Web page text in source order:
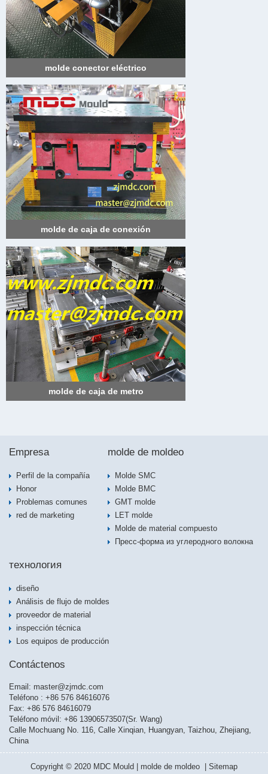
molde conector eléctrico
molde de caja de conexión
molde de caja de metro
Empresa
Perfil de la compañía
Honor
Problemas comunes
red de marketing
molde de moldeo
Molde SMC
Molde BMC
GMT molde
LET molde
Molde de material compuesto
Пресс-форма из углеродного волокна
технология
diseño
Análisis de flujo de moldes
proveedor de material
inspección técnica
Los equipos de producción
Contáctenos
Email: master@zjmdc.com
Teléfono : +86 576 84616076
Fax: +86 576 84616079
Teléfono móvil: +86 13906573507(Sr. Wang)
Calle Mochuang No. 116, Calle Xinqian, Huangyan, Taizhou, Zhejiang,
China
Copyright © 2020 MDC Mould | molde de moldeo | Sitemap